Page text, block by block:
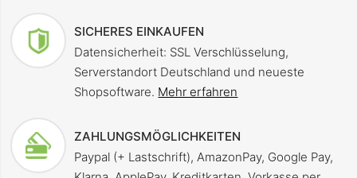
SICHERES EINKAUFEN
Datensicherheit: SSL Verschlüsselung,
Serverstandort Deutschland und neueste
Shopsoftware. Mehr erfahren
ZAHLUNGSMÖGLICHKEITEN
Paypal (+ Lastschrift), AmazonPay, Google Pay,